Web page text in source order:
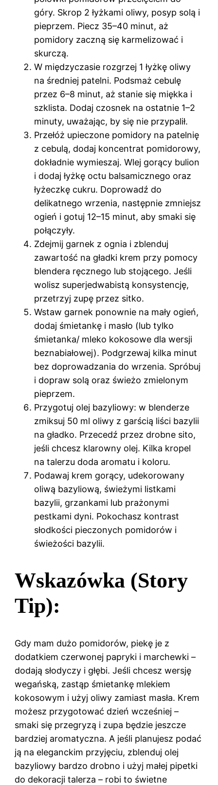
góry. Skrop 2 łyżkami oliwy, posyp solą i
pieprzem. Piecz 35–40 minut, aż
pomidory zaczną się karmelizować i
skurczą.
W międzyczasie rozgrzej 1 łyżkę oliwy
na średniej patelni. Podsmaż cebulę
przez 6–8 minut, aż stanie się miękka i
szklista. Dodaj czosnek na ostatnie 1–2
minuty, uważając, by się nie przypalił.
Przełóż upieczone pomidory na patelnię
z cebulą, dodaj koncentrat pomidorowy,
dokładnie wymieszaj. Wlej gorący bulion
i dodaj łyżkę octu balsamicznego oraz
łyżeczkę cukru. Doprowadź do
delikatnego wrzenia, następnie zmniejsz
ogień i gotuj 12–15 minut, aby smaki się
połączyły.
Zdejmij garnek z ognia i zblenduj
zawartość na gładki krem przy pomocy
blendera ręcznego lub stojącego. Jeśli
wolisz superjedwabistą konsystencję,
przetrzyj zupę przez sitko.
Wstaw garnek ponownie na mały ogień,
dodaj śmietankę i masło (lub tylko
śmietanka/ mleko kokosowe dla wersji
beznabiałowej). Podgrzewaj kilka minut
bez doprowadzania do wrzenia. Spróbuj
i dopraw solą oraz świeżo zmielonym
pieprzem.
Przygotuj olej bazyliowy: w blenderze
zmiksuj 50 ml oliwy z garścią liści bazylii
na gładko. Przecedź przez drobne sito,
jeśli chcesz klarowny olej. Kilka kropel
na talerzu doda aromatu i koloru.
Podawaj krem gorący, udekorowany
oliwą bazyliową, świeżymi listkami
bazylii, grzankami lub prażonymi
pestkami dyni. Pokochasz kontrast
słodkości pieczonych pomidorów i
świeżości bazylii.
Wskazówka (Story
Tip):
Gdy mam dużo pomidorów, piekę je z
dodatkiem czerwonej papryki i marchewki –
dodają słodyczy i głębi. Jeśli chcesz wersję
wegańską, zastąp śmietankę mlekiem
kokosowym i użyj oliwy zamiast masła. Krem
możesz przygotować dzień wcześniej –
smaki się przegryzą i zupa będzie jeszcze
bardziej aromatyczna. A jeśli planujesz podać
ją na eleganckim przyjęciu, zblenduj olej
bazyliowy bardzo drobno i użyj małej pipetki
do dekoracji talerza – robi to świetne